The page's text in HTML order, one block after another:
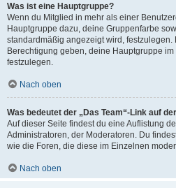
Was ist eine Hauptgruppe?
Wenn du Mitglied in mehr als einer
Hauptgruppe dazu, deine Gruppenfarbe
standardmäßig angezeigt wird, festzulegen.
Berechtigung geben, deine Hauptgruppe
festzulegen.
Nach oben
Was bedeutet der „Das Team“-Link auf
Auf dieser Seite findest du eine Auflistung
Administratoren, der Moderatoren. Du
wie die Foren, die diese im Einzelnen
Nach oben